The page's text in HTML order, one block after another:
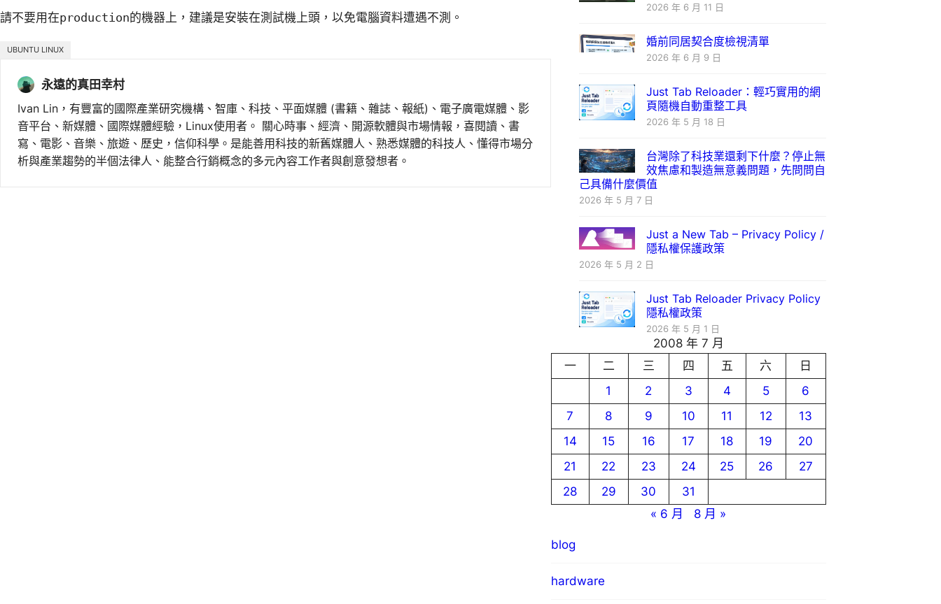
請不要用在production的機器上，建議是安裝在測試機上頭，以免電腦資料遭遇不測。
UBUNTU LINUX
永遠的真田幸村
Ivan Lin，有豐富的國際產業研究機構、智庫、科技、平面媒體 (書籍、雜誌、報紙)、電子廣電媒體、影
音平台、新媒體、國際媒體經驗，Linux使用者。 關心時事、經濟、開源軟體與市場情報，喜閱讀、書
寫、電影、音樂、旅遊、歷史，信仰科學。是能善用科技的新舊媒體人、熟悉媒體的科技人、懂得市場分
析與產業趨勢的半個法律人、能整合行銷概念的多元內容工作者與創意發想者。
2026 年 6 月 11 日
婚前同居契合度檢視清單
2026 年 6 月 9 日
Just Tab Reloader：輕巧實用的網
頁隨機自動重整工具
2026 年 5 月 18 日
台灣除了科技業還剩下什麼？停止無
效焦慮和製造無意義問題，先問問自
己具備什麼價值
2026 年 5 月 7 日
Just a New Tab – Privacy Policy /
隱私權保護政策
2026 年 5 月 2 日
Just Tab Reloader Privacy Policy
隱私權政策
2026 年 5 月 1 日
2008 年 7 月
一
二 三 四 五 六
日
1
2 3 4 5
6
7
8 9 10 11 12
13
14
15 16 17 18 19
20
21
22 23 24 25 26
27
28
29 30
31
« 6 月
8 月 »
blog
hardware